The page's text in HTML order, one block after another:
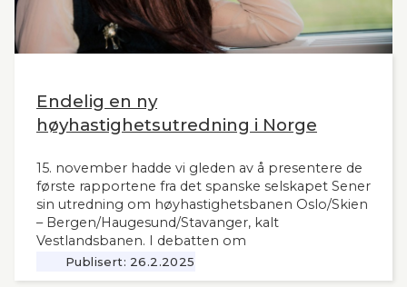
Endelig en ny
høyhastighetsutredning i Norge
15. november hadde vi gleden av å presentere de
første rapportene fra det spanske selskapet Sener
sin utredning om høyhastighetsbanen Oslo/Skien
– Bergen/Haugesund/Stavanger, kalt
Vestlandsbanen. I debatten om
høyhastighetsbaner i Norge har man savnet et
nytt og oppdatert grunnlag, siden tidligere,
Publisert: 26.2.2025